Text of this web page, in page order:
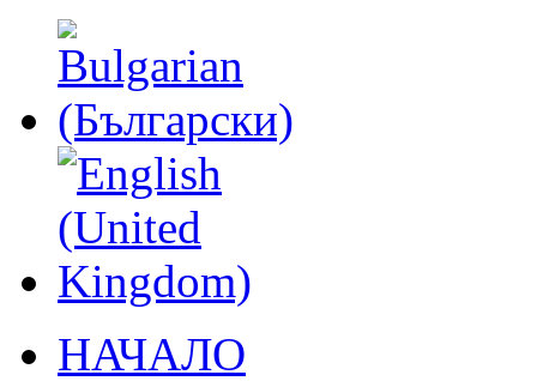
НАЧАЛО